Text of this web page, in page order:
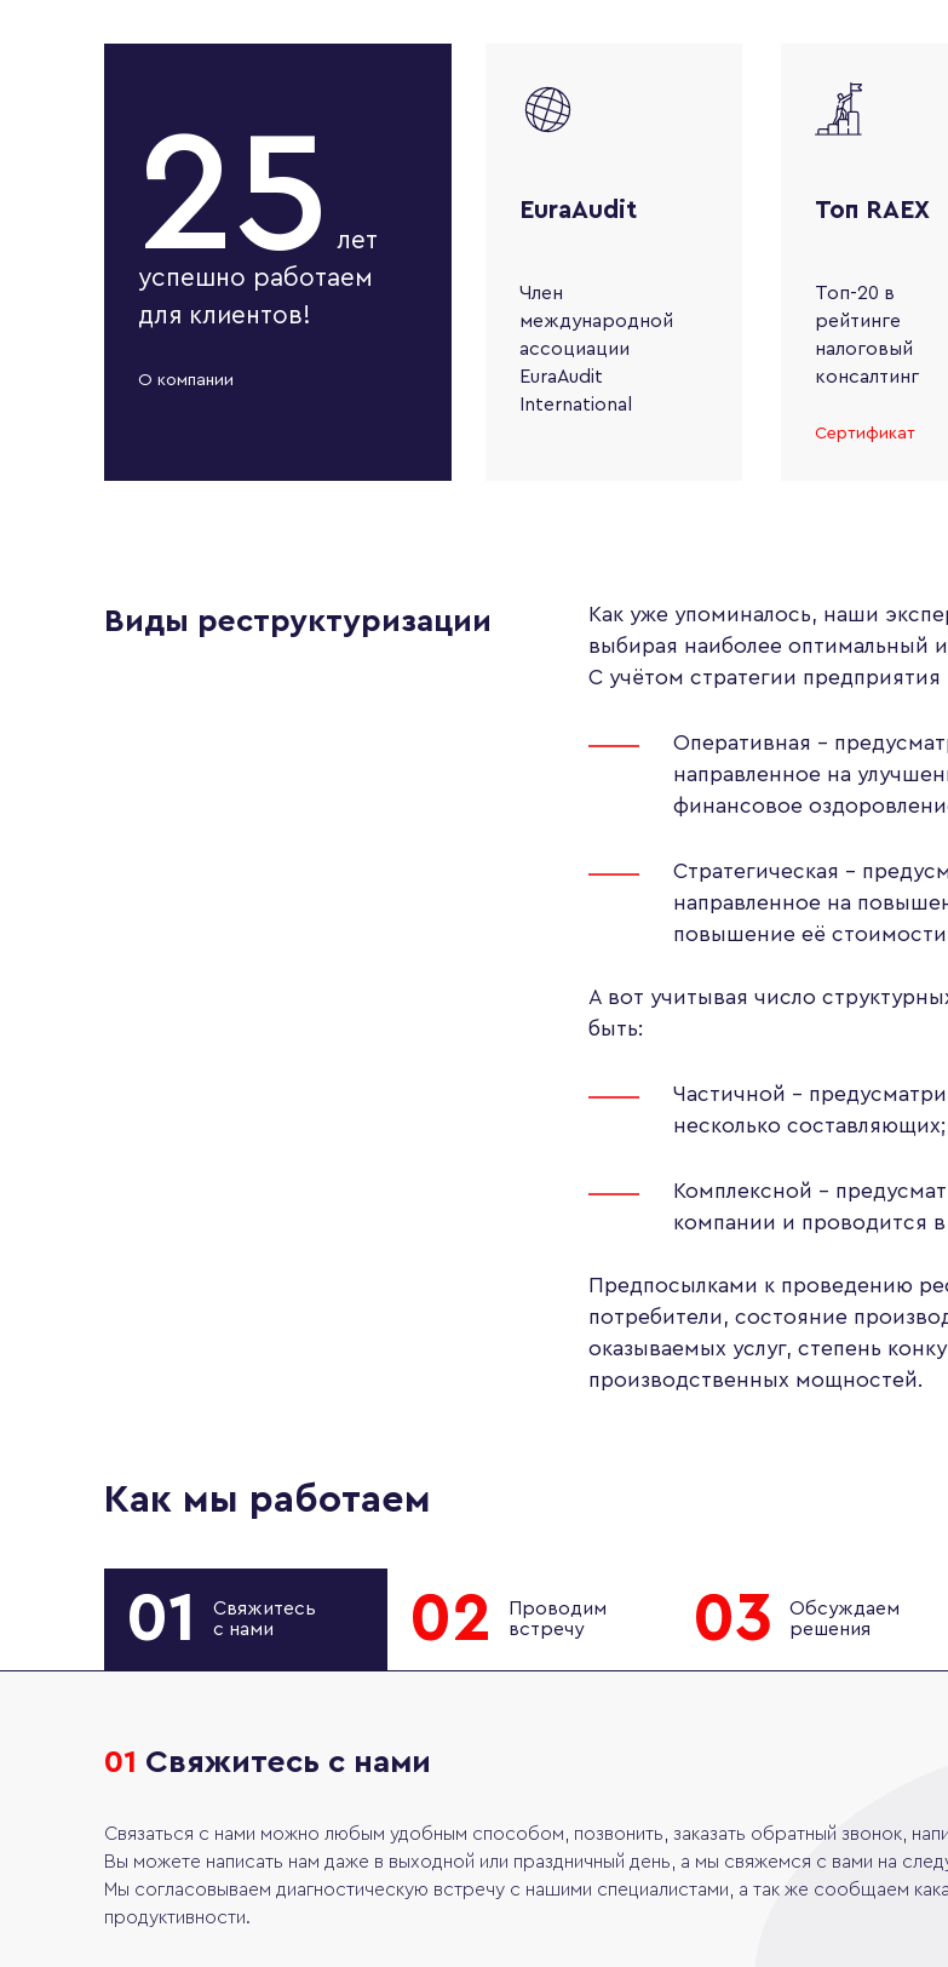
25
лет
успешно работаем
для клиентов!
О компании
EuraAudit
Член
международной
ассоциации
EuraAudit
International
Топ RAEX
Топ-20 в
рейтинге
налоговый
консалтинг
Сертификат
Виды реструктуризации
Как уже упоминалось, наши
выбирая наиболее оптимальный
С учётом стратегии
Оперативная –
направленное на
финансовое
Стратегическая –
направленное на
повышение её
А вот учитывая число
быть:
Частичной –
несколько составляющих;
Комплексной –
компании и проводится в
Предпосылками к проведению
потребители, состояние
оказываемых услуг, степень
производственных мощностей.
Как мы работаем
01
Свяжитесь
с нами
02
Проводим
встречу
03
Обсуждаем
решения
01 Свяжитесь с нами
Связаться с нами можно любым удобным способом, позвонить, заказать обратный звонок,
Вы можете написать нам даже в выходной или праздничный день, а мы свяжемся с вами на
Мы согласовываем диагностическую встречу с нашими специалистами, а так же сообщаем
продуктивности.